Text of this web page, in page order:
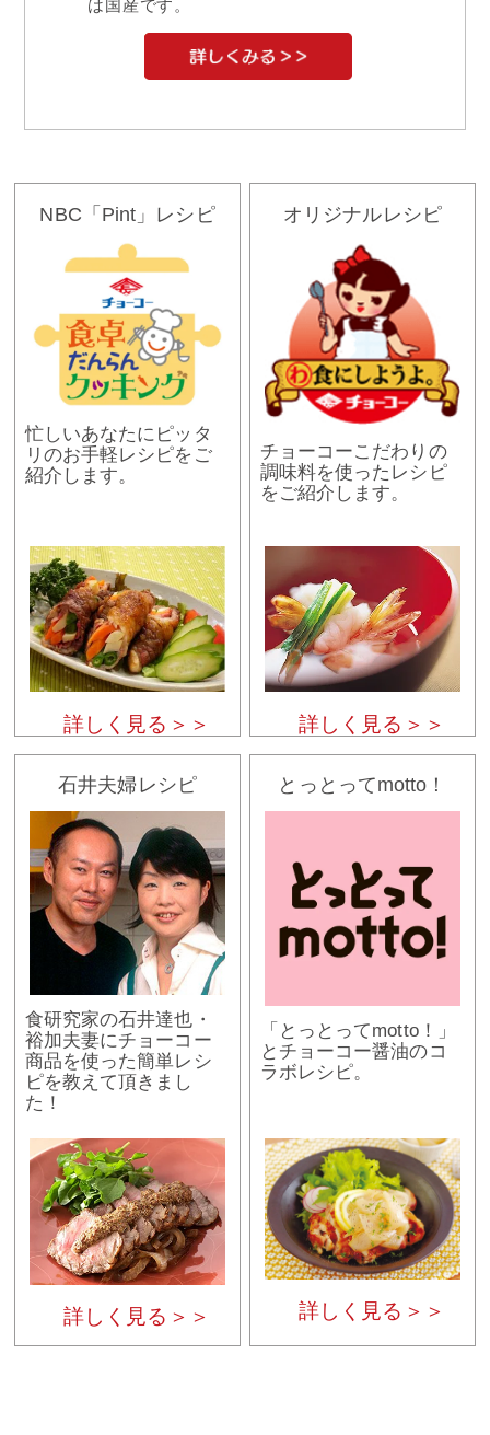
は国産です。
NBC「Pint」レシピ
忙しいあなたにピッタ
リのお手軽レシピをご
紹介します。
詳しく見る＞＞
オリジナルレシピ
チョーコーこだわりの
調味料を使ったレシピ
をご紹介します。
詳しく見る＞＞
石井夫婦レシピ
食研究家の石井達也・
裕加夫妻にチョーコー
商品を使った簡単レシ
ピを教えて頂きまし
た！
詳しく見る＞＞
とっとってmotto！
「とっとってmotto！」
とチョーコー醤油のコ
ラボレシピ。
詳しく見る＞＞